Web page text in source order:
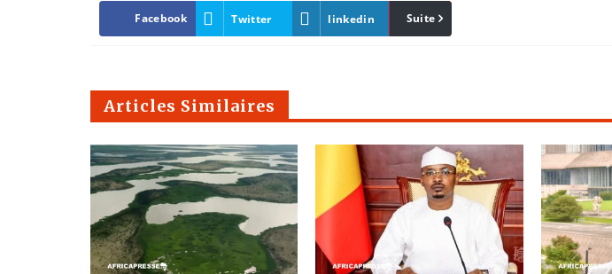
Facebook Twitter linkedin Pinterest
Suite
Articles Similaires